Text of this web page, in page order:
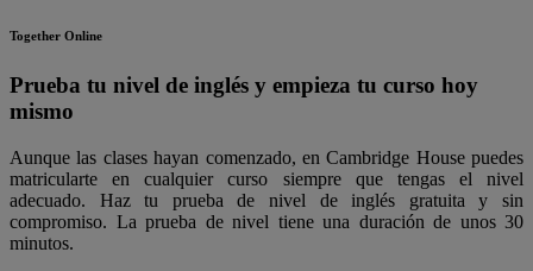
Together Online
Prueba tu nivel de inglés y empieza tu curso hoy
mismo
Aunque las clases hayan comenzado, en Cambridge House puedes
matricularte en cualquier curso siempre que tengas el nivel
adecuado. Haz tu prueba de nivel de inglés gratuita y sin
compromiso. La prueba de nivel tiene una duración de unos 30
minutos.